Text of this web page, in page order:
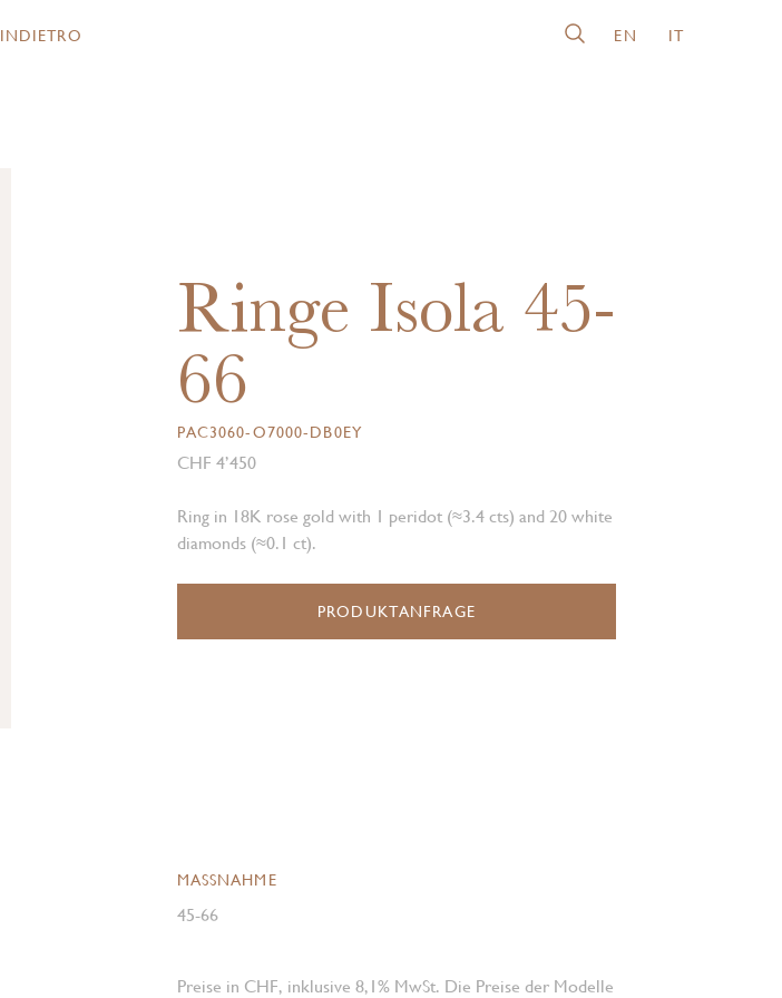
INDIETRO EN IT
Ringe Isola 45-
66
PAC3060-O7000-DB0EY
CHF 4’450
Ring in 18K rose gold with 1 peridot (≈3.4 cts) and 20 white
diamonds (≈0.1 ct).
PRODUKTANFRAGE
MASSNAHME
45-66
Preise in CHF, inklusive 8,1% MwSt. Die Preise der Modelle